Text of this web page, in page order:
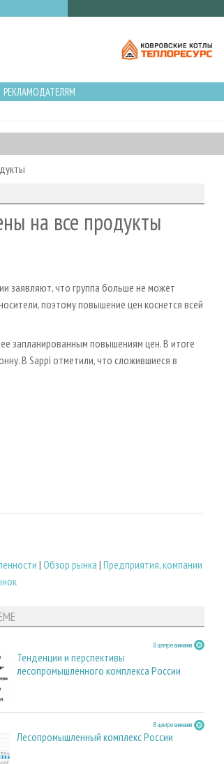
РЕКЛАМОДАТЕЛЯМ
на все продукты
заявляют, что группа больше не может
поэтому повышение цен коснется всей
запланированным повышениям цен. В итоге
В Sappi отметили, что сложившиеся в
| Обзор рынка | Предприятия, компании
В центре внимания
Тенденции и перспективы
лесопромышленного комплекса России
В центре внимания
Лесопромышленный комплекс России